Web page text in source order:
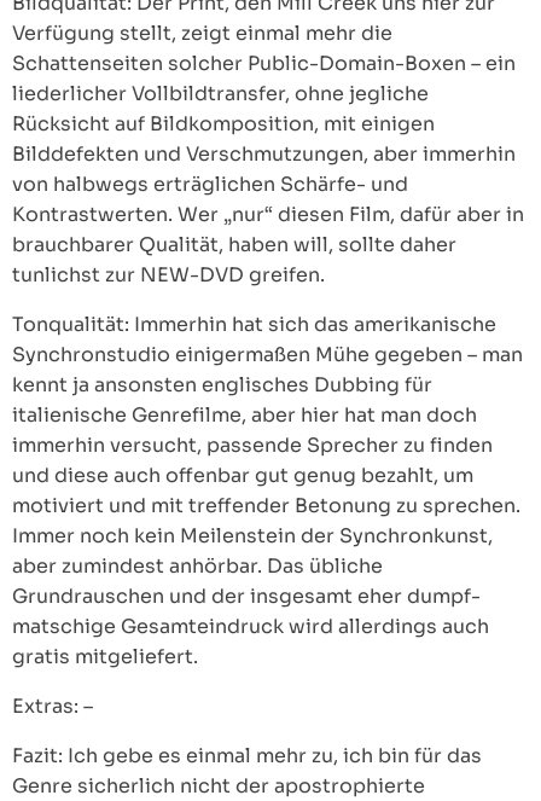
Verfügung stellt, zeigt einmal mehr die
Schattenseiten solcher Public-Domain-Boxen – ein
liederlicher Vollbildtransfer, ohne jegliche
Rücksicht auf Bildkomposition, mit einigen
Bilddefekten und Verschmutzungen, aber immerhin
von halbwegs erträglichen Schärfe- und
Kontrastwerten. Wer „nur“ diesen Film, dafür aber in
brauchbarer Qualität, haben will, sollte daher
tunlichst zur NEW-DVD greifen.
Tonqualität: Immerhin hat sich das amerikanische
Synchronstudio einigermaßen Mühe gegeben – man
kennt ja ansonsten englisches Dubbing für
italienische Genrefilme, aber hier hat man doch
immerhin versucht, passende Sprecher zu finden
und diese auch offenbar gut genug bezahlt, um
motiviert und mit treffender Betonung zu sprechen.
Immer noch kein Meilenstein der Synchronkunst,
aber zumindest anhörbar. Das übliche
Grundrauschen und der insgesamt eher dumpf-
matschige Gesamteindruck wird allerdings auch
gratis mitgeliefert.
Extras: –
Fazit: Ich gebe es einmal mehr zu, ich bin für das
Genre sicherlich nicht der apostrophierte